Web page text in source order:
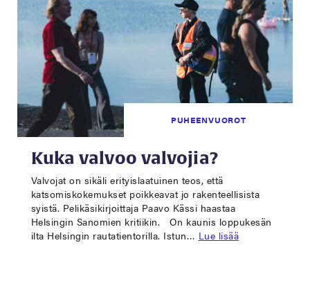
PUHEENVUOROT
Kuka valvoo valvojia?
Valvojat on sikäli erityislaatuinen teos, että
katsomiskokemukset poikkeavat jo rakenteellisista
syistä. Pelikäsikirjoittaja Paavo Kässi haastaa
Helsingin Sanomien kritiikin. On kaunis loppukesän
ilta Helsingin rautatientorilla. Istun… Lue lisää